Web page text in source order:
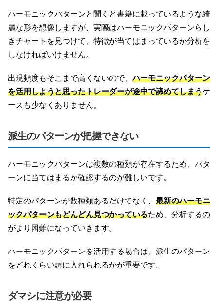
ハーモニックパターンと聞くと書籍に載っているような綺
麗な形を想像しますが、実際はハーモニックパターンらし
きチャートを見つけて、特徴が当てはまっているか分析を
しなければいけません。
出現頻度もそこまで高くないので、ハーモニックパターン
を活用しようと思ったトレーダーが途中で諦めてしまうケ
ースも少なくありません。
派生のパターンが把握できない
ハーモニックパターンは複数の種類が存在するため、パタ
ーンに当てはまるか確認するのが難しいです。
特定のパターンが数種類あるだけでなく、 最新のハーモニ
ックパターンもどんどん見つかっているため、分析するの
がより困難になっていきます。
ハーモニックパターンを活用する場合は、派生のパターン
をどれくらい頭に入れられるかが重要です。
ダマシに注意が必要